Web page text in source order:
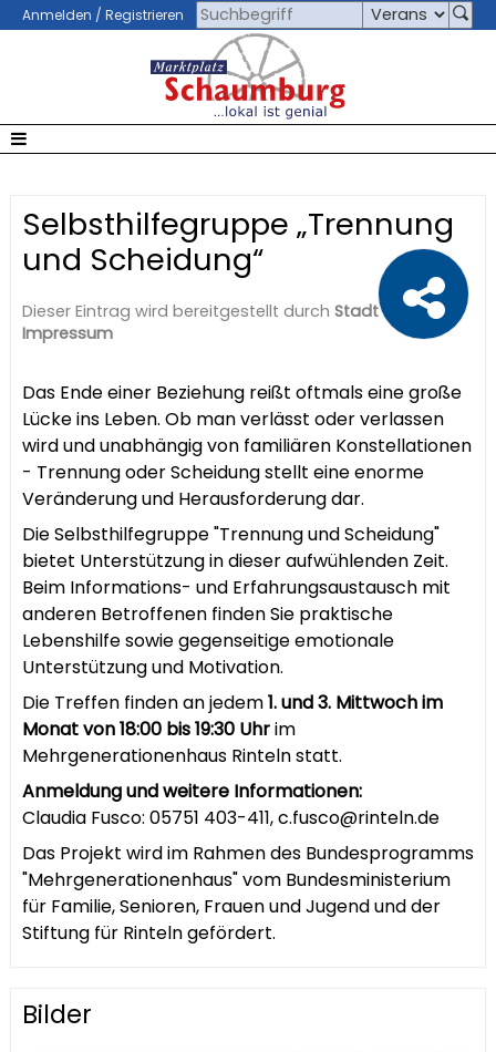
Anmelden / Registrieren
Selbsthilfegruppe „Trennung
und Scheidung“
Dieser Eintrag wird bereitgestellt durch Stadt Rinteln |
Impressum
Das Ende einer Beziehung reißt oftmals eine große
Lücke ins Leben. Ob man verlässt oder verlassen
wird und unabhängig von familiären Konstellationen
- Trennung oder Scheidung stellt eine enorme
Veränderung und Herausforderung dar.
Die Selbsthilfegruppe "Trennung und Scheidung"
bietet Unterstützung in dieser aufwühlenden Zeit.
Beim Informations- und Erfahrungsaustausch mit
anderen Betroffenen finden Sie praktische
Lebenshilfe sowie gegenseitige emotionale
Unterstützung und Motivation.
Die Treffen finden an jedem1. und 3. Mittwoch im
Monat von 18:00 bis 19:30 Uhrim
Mehrgenerationenhaus Rinteln statt.
Anmeldung und weitere Informationen:
Claudia Fusco: 05751 403-411, c.fusco@rinteln.de
Das Projekt wird im Rahmen des Bundesprogramms
"Mehrgenerationenhaus" vom Bundesministerium
für Familie, Senioren, Frauen und Jugend und der
Stiftung für Rinteln gefördert.
Bilder